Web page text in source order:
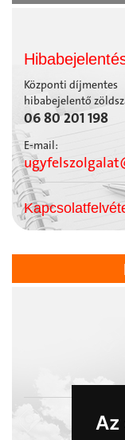
Az
Központi díjmentes
hibabejelentő
06 80 201 198
E-mail: